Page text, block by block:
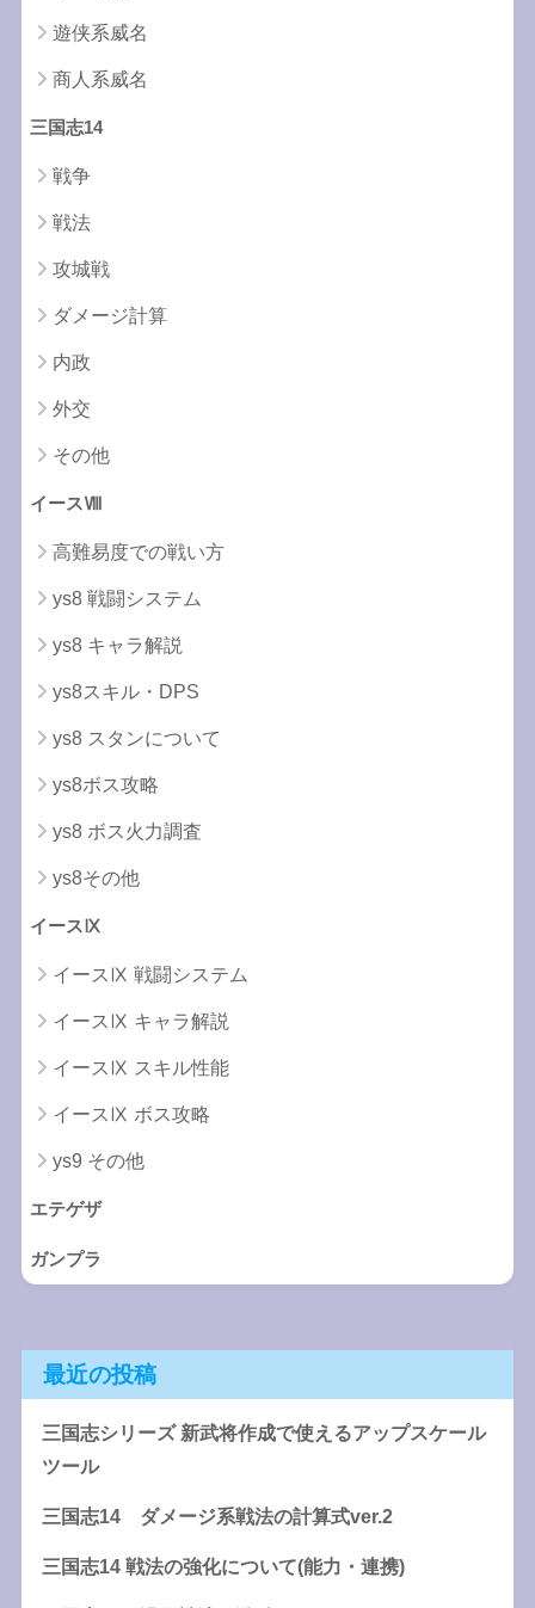
遊侠系威名
商人系威名
三国志14
戦争
戦法
攻城戦
ダメージ計算
内政
外交
その他
イースⅧ
高難易度での戦い方
ys8 戦闘システム
ys8 キャラ解説
ys8スキル・DPS
ys8 スタンについて
ys8ボス攻略
ys8 ボス火力調査
ys8その他
イースⅨ
イースⅨ 戦闘システム
イースⅨ キャラ解説
イースⅨ スキル性能
イースⅨ ボス攻略
ys9 その他
エテゲザ
ガンプラ
最近の投稿
三国志シリーズ 新武将作成で使えるアップスケール
ツール
三国志14 ダメージ系戦法の計算式ver.2
三国志14 戦法の強化について(能力・連携)